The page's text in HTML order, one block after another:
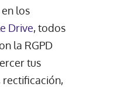
los
Drive, todos
la RGPD
tus
rectificación,